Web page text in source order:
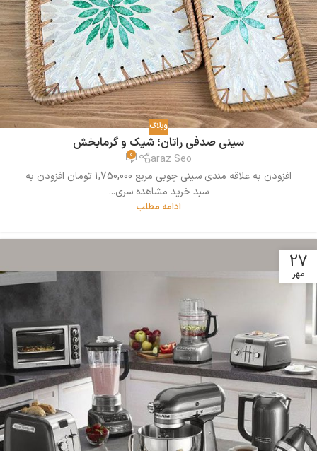
وبلاگ
سینی صدفی راتان؛ شیک و گرمابخش
araz Seo
0
افزودن به علاقه مندی سینی چوبی مربع 1,750,000 تومان افزودن به
سبد خرید مشاهده سری...
ادامه مطلب
27
مهر